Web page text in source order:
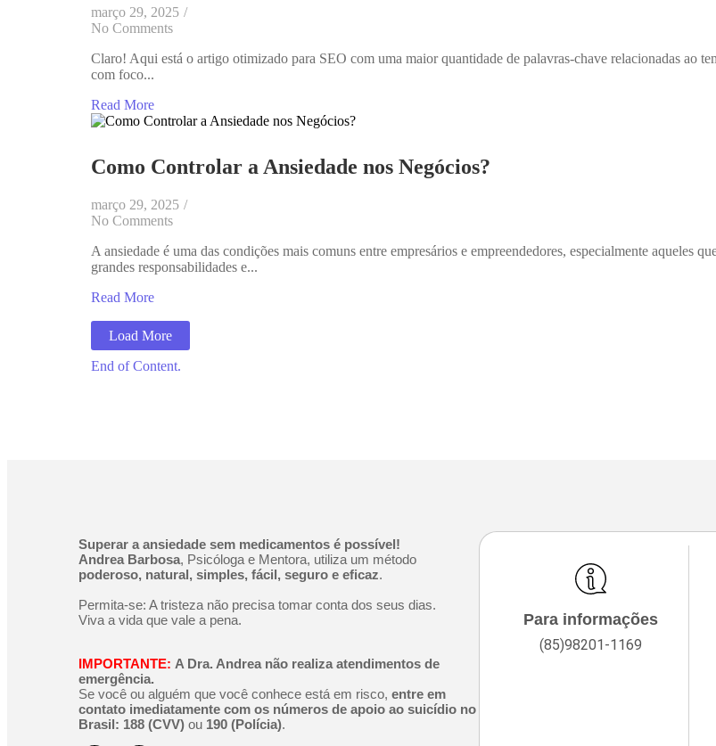
março 29, 2025 /
No Comments
Claro! Aqui está o artigo otimizado para SEO com uma maior quantidade de palavras-chave relacionadas ao
com foco...
Read More
Como Controlar a Ansiedade nos Negócios?
março 29, 2025 /
No Comments
A ansiedade é uma das condições mais comuns entre empresários e empreendedores, especialmente aqueles
grandes responsabilidades e...
Read More
Load More
End of Content.
Superar a ansiedade sem medicamentos é possível!
Andrea Barbosa, Psicóloga e Mentora, utiliza um método
poderoso, natural, simples, fácil, seguro e eficaz.
Permita-se: A tristeza não precisa tomar conta dos seus dias.
Viva a vida que vale a pena.
IMPORTANTE: A Dra. Andrea não realiza atendimentos de
emergência.
Se você ou alguém que você conhece está em risco, entre em
contato imediatamente com os números de apoio ao suicídio no
Brasil: 188 (CVV) ou 190 (Polícia).
Para informações
(85)98201-1169